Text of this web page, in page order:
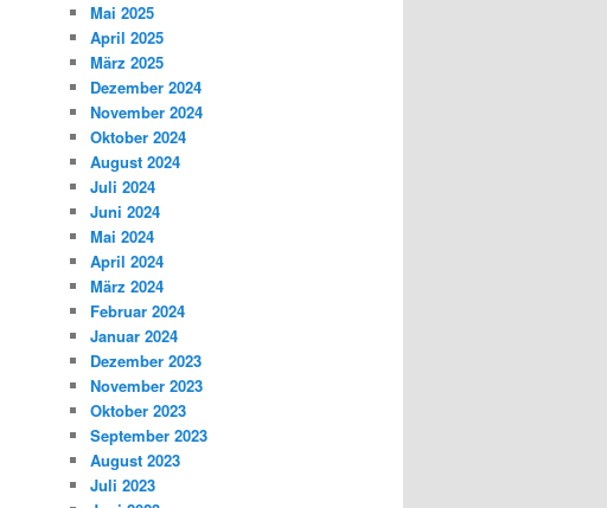
Mai 2025
April 2025
März 2025
Dezember 2024
November 2024
Oktober 2024
August 2024
Juli 2024
Juni 2024
Mai 2024
April 2024
März 2024
Februar 2024
Januar 2024
Dezember 2023
November 2023
Oktober 2023
September 2023
August 2023
Juli 2023